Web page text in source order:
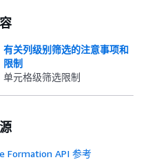
有关列级别筛选的注意事项和
限制
单元格级筛选限制
Formation API 参考